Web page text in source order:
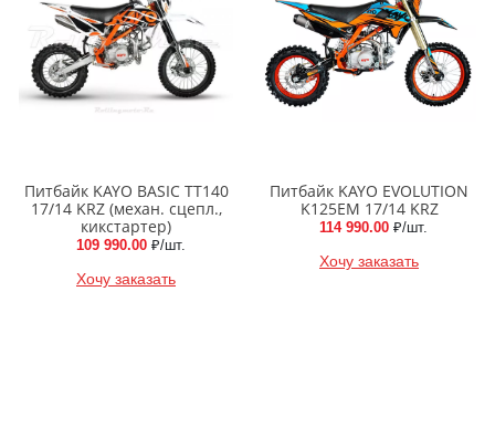
Питбайк KAYO BASIC TT140
17/14 KRZ (механ. сцепл.,
кикстартер)
109 990.00 ₽/шт.
Хочу заказать
Питбайк KAYO EVOLUTION
K125EM 17/14 KRZ
114 990.00 ₽/шт.
Хочу заказать